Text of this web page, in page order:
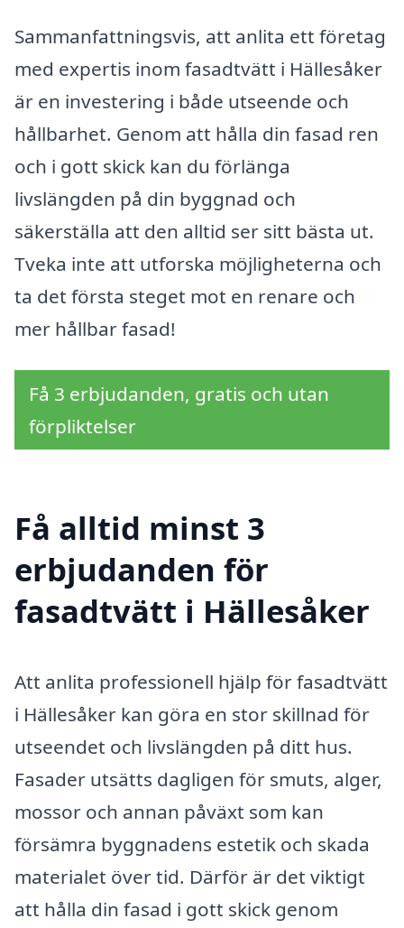
Sammanfattningsvis, att anlita ett företag
med expertis inom fasadtvätt i Hällesåker
är en investering i både utseende och
hållbarhet. Genom att hålla din fasad ren
och i gott skick kan du förlänga
livslängden på din byggnad och
säkerställa att den alltid ser sitt bästa ut.
Tveka inte att utforska möjligheterna och
ta det första steget mot en renare och
mer hållbar fasad!
Få 3 erbjudanden, gratis och utan
förpliktelser
Få alltid minst 3
erbjudanden för
fasadtvätt i Hällesåker
Att anlita professionell hjälp för fasadtvätt
i Hällesåker kan göra en stor skillnad för
utseendet och livslängden på ditt hus.
Fasader utsätts dagligen för smuts, alger,
mossor och annan påväxt som kan
försämra byggnadens estetik och skada
materialet över tid. Därför är det viktigt
att hålla din fasad i gott skick genom